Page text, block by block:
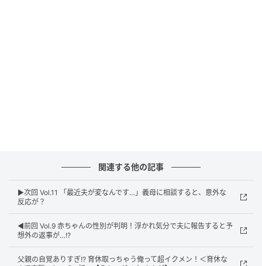
ウーマンエキサイト 関連する他の記事
▶︎次回 Vol.11 「最近夫が変なんです…」義母に相談すると、意外な
反応が？
◀︎前回 Vol.9 赤ちゃんの性別が判明！浮かれ気分で夫に報告すると予
想外の返事が…!?
父親の自覚ありすぎ!? 育休取っちゃう俺って超イクメン！＜育休な